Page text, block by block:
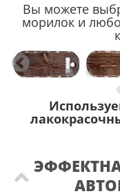
Вы можете
морилок и